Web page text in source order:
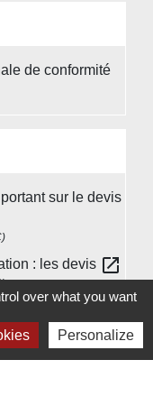
de conformité
sur le devis
: les devis open_in_new
sur cette page
over what you want
Personalize